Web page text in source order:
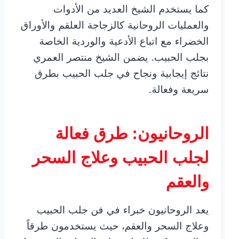
كما يستخدم الشيخ العديد من الأدوات
والعمليات الروحانية كالزجاجة العلقم والأوراق
الخضراء مع اتباع الأدعية والوردية الخاصة
بجلب الحبيب. يضمن الشيخ منتصر العمري
نتائج إيجابية ونجاح في جلب الحبيب بطرق
سريعة وفعالة.
الروحانيون: طرق فعالة
لجلب الحبيب وعلاج السحر
والعقم
يعد الروحانيون خبراء في فن جلب الحبيب
وعلاج السحر والعقم، حيث يستخدمون طرقاً